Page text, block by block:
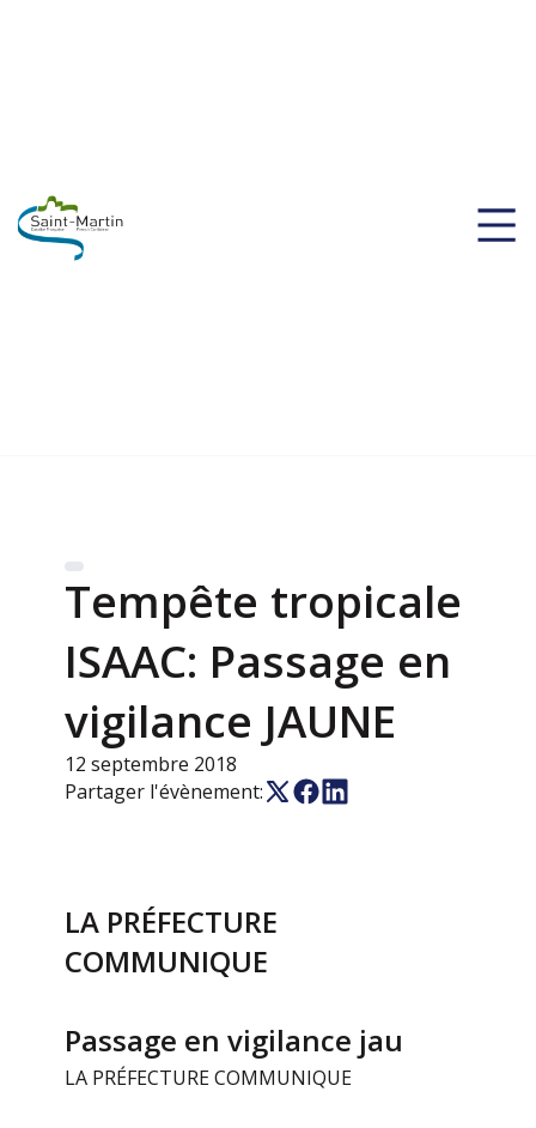
Tempête tropicale
ISAAC: Passage en
vigilance JAUNE
12 septembre 2018
Partager l'évènement:
LA PRÉFECTURE
COMMUNIQUE
Passage en vigilance jau
LA PRÉFECTURE COMMUNIQUE